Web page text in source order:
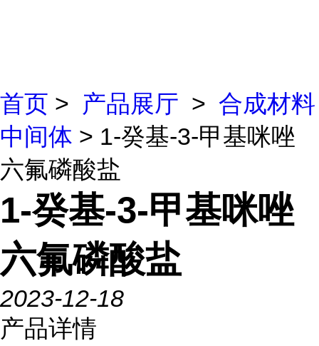
首页 > 产品展厅 > 合成材料
中间体 > 1-癸基-3-甲基咪唑
六氟磷酸盐
1-癸基-3-甲基咪唑
六氟磷酸盐
2023-12-18
产品详情